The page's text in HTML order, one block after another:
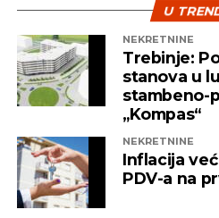
prethodnog dogovora iza
Capital
U
NEKRETNINE
Trebinje:
stanova u
stambeno-
„Kompas“
NEKRETNINE
Inflacija
PDV-a na